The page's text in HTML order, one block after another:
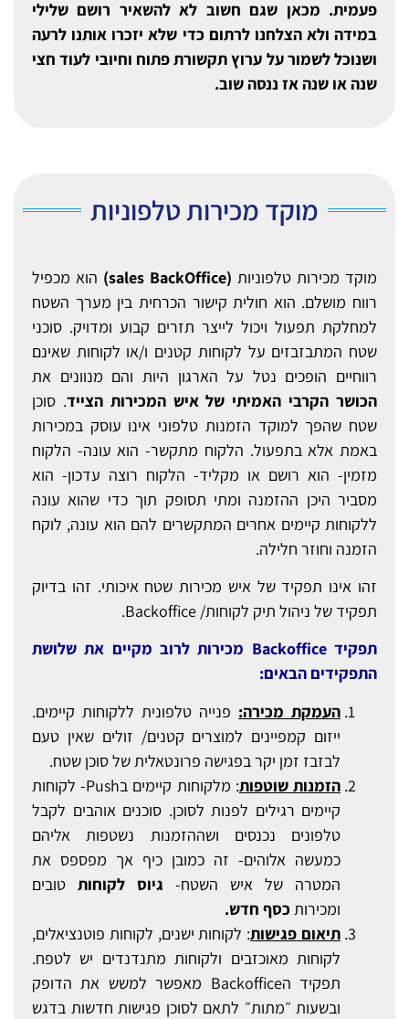
פעמית. מכאן שגם חשוב לא להשאיר רושם שלילי
במידה ולא הצלחנו לרתום כדי שלא יזכרו אותנו לרעה
ושנוכל לשמור על ערוץ תקשורת פתוח וחיובי לעוד חצי
שנה או שנה אז ננסה שוב.
מוקד מכירות טלפוניות
מוקד מכירות טלפוניות (sales BackOffice)
הוא מכפיל
רווח מושלם. הוא חולית קישור הכרחית בין מערך השטח
למחלקת תפעול ויכול לייצר תזרים קבוע ומדויק. סוכני
שטח המתבזבזים על לקוחות קטנים ו/או לקוחות שאינם
רווחיים הופכים נטל על הארגון היות והם מנוונים את
הכושר הקרבי האמיתי של איש המכירות הצייד. סוכן
שטח שהפך למוקד הזמנות טלפוני אינו עוסק במכירות
באמת אלא בתפעול. הלקוח מתקשר- הוא עונה- הלקוח
מזמין- הוא רושם או מקליד- הלקוח רוצה עדכון- הוא
מסביר היכן ההזמנה ומתי תסופק תוך כדי שהוא עונה
ללקוחות קיימים אחרים המתקשרים להם הוא עונה, לוקח
הזמנה וחוזר חלילה.
זהו אינו תפקיד של איש מכירות שטח איכותי. זהו בדיוק
תפקיד של ניהול תיק לקוחות/ Backoffice.
תפקיד
Backoffice מכירות לרוב מקיים את שלושת
התפקידים הבאים:
העמקת מכירה: פנייה טלפונית ללקוחות קיימים.
ייזום קמפיינים למוצרים קטנים/ זולים שאין טעם
לבזבז זמן יקר בפגישה פרונטאלית של סוכן שטח.
הזמנות שוטפות
: מלקוחות קיימים בPush- לקוחות
קיימים רגילים לפנות לסוכן. סוכנים אוהבים לקבל
טלפונים נכנסים ושההזמנות נשטפות אליהם
כמעשה אלוהים- זה כמובן כיף אך מפספס את
המטרה של איש השטח- גיוס לקוחות טובים
ומכירות כסף חדש.
תיאום פגישות: לקוחות ישנים, לקוחות פוטנציאלים,
לקוחות מאוכזבים ולקוחות מתנדנדים יש לטפח.
תפקיד הBackoffice מאפשר למשש את הדופק
ובשעות ״מתות״ לתאם לסוכן פגישות חדשות בדגש